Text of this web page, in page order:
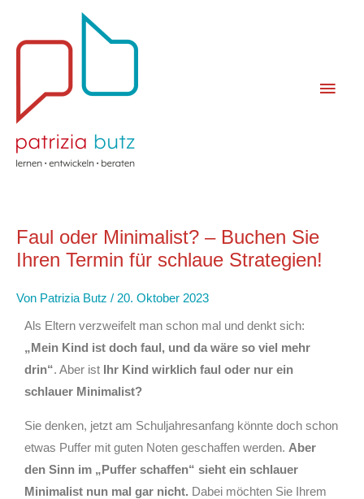
springen
Faul oder Minimalist? – Buchen Sie
Ihren Termin für schlaue Strategien!
Von Patrizia Butz / 20. Oktober 2023
Als Eltern verzweifelt man schon mal und denkt sich:
„Mein Kind ist doch faul, und da wäre so viel mehr
drin“. Aber ist
Ihr Kind wirklich faul oder nur ein
schlauer Minimalist?
Sie denken, jetzt am Schuljahresanfang könnte doch schon
etwas Puffer mit guten Noten geschaffen werden. Aber
den Sinn im „Puffer schaffen“ sieht ein schlauer
Minimalist nun mal gar nicht. Dabei möchten Sie Ihrem